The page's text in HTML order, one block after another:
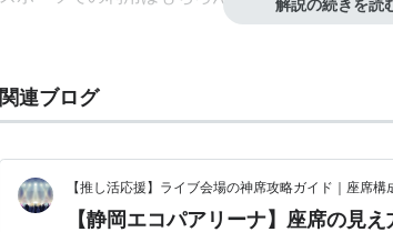
解説の続きを読
関連ブログ
【推し活応援】ライブ会場の神席攻略ガイド｜座席
【静岡エコパアリーナ】座席の見